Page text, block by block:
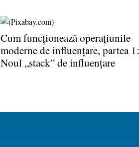
Cum funcţionează operaţiunile
moderne de influenţare, partea 1:
Noul „stack” de influenţare